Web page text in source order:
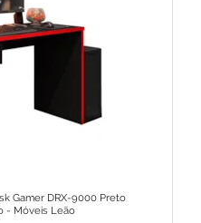
Gamer DRX-9000 Preto
- Móveis Leão